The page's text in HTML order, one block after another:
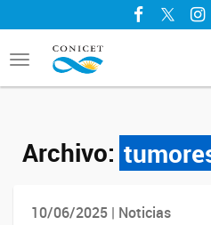
Facebook
Twitter
Toggle
navigation
Archivo:
10/06/2025 | Noticias